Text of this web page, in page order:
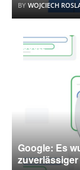
BY WOJCIECH
GOOGLE
Google: Es